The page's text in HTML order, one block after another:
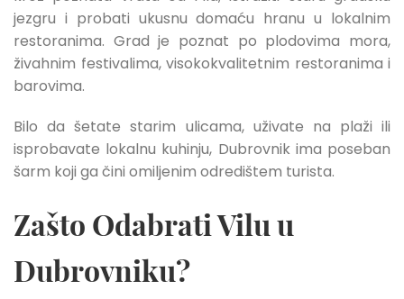
jezgru i probati ukusnu domaću hranu u lokalnim
restoranima. Grad je poznat po plodovima mora,
živahnim festivalima, visokokvalitetnim restoranima i
barovima.
Bilo da šetate starim ulicama, uživate na plaži ili
isprobavate lokalnu kuhinju, Dubrovnik ima poseban
šarm koji ga čini omiljenim odredištem turista.
Zašto Odabrati Vilu u
Dubrovniku?